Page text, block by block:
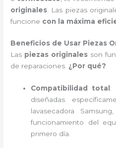
originales . Las piezas
funcione con la máxima
Beneficios de Usar Piezas
Las piezas originales son
de reparaciones. ¿Por qué?
Compatibilidad total :
diseñadas
lavasecadora
funcionamiento del
primero día.